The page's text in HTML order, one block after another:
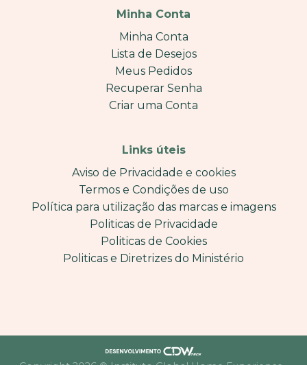
Minha Conta
Minha Conta
Lista de Desejos
Meus Pedidos
Recuperar Senha
Criar uma Conta
Links úteis
Aviso de Privacidade e cookies
Termos e Condições de uso
Política para utilização das marcas e imagens
Politicas de Privacidade
Politicas de Cookies
Politicas e Diretrizes do Ministério